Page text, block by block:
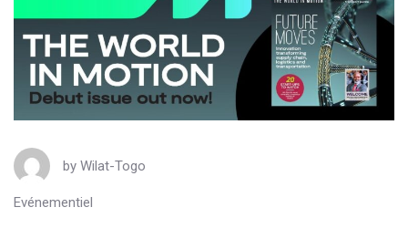
by Wilat-Togo
Evénementiel